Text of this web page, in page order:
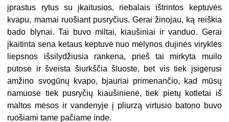
įprastus rytus su įkaitusios, riebalais ištrintos keptuvės
kvapu, mamai ruošiant pusryčius. Gerai žinojau, ką reiškia
bado blynai. Tai buvo miltai, kiaušiniai ir vanduo. Gerai
įkaitinta sena ketaus keptuvė nuo mėlynos dujinės viryklės
liepsnos išsilydžiusia rankena, prieš tai mirkyta muilo
putose ir šveista šiurkščia šluoste, bet vis tiek įsigėrusi
amžino svogūnų kvapo, bjauriai primenančio, kad mūsų
namuose tiek pusryčių kiaušinienė, tiek pietų kotletai iš
maltos mėsos ir vandenyje į pliurzą virtusio batono buvo
ruošiami tame pačiame inde.